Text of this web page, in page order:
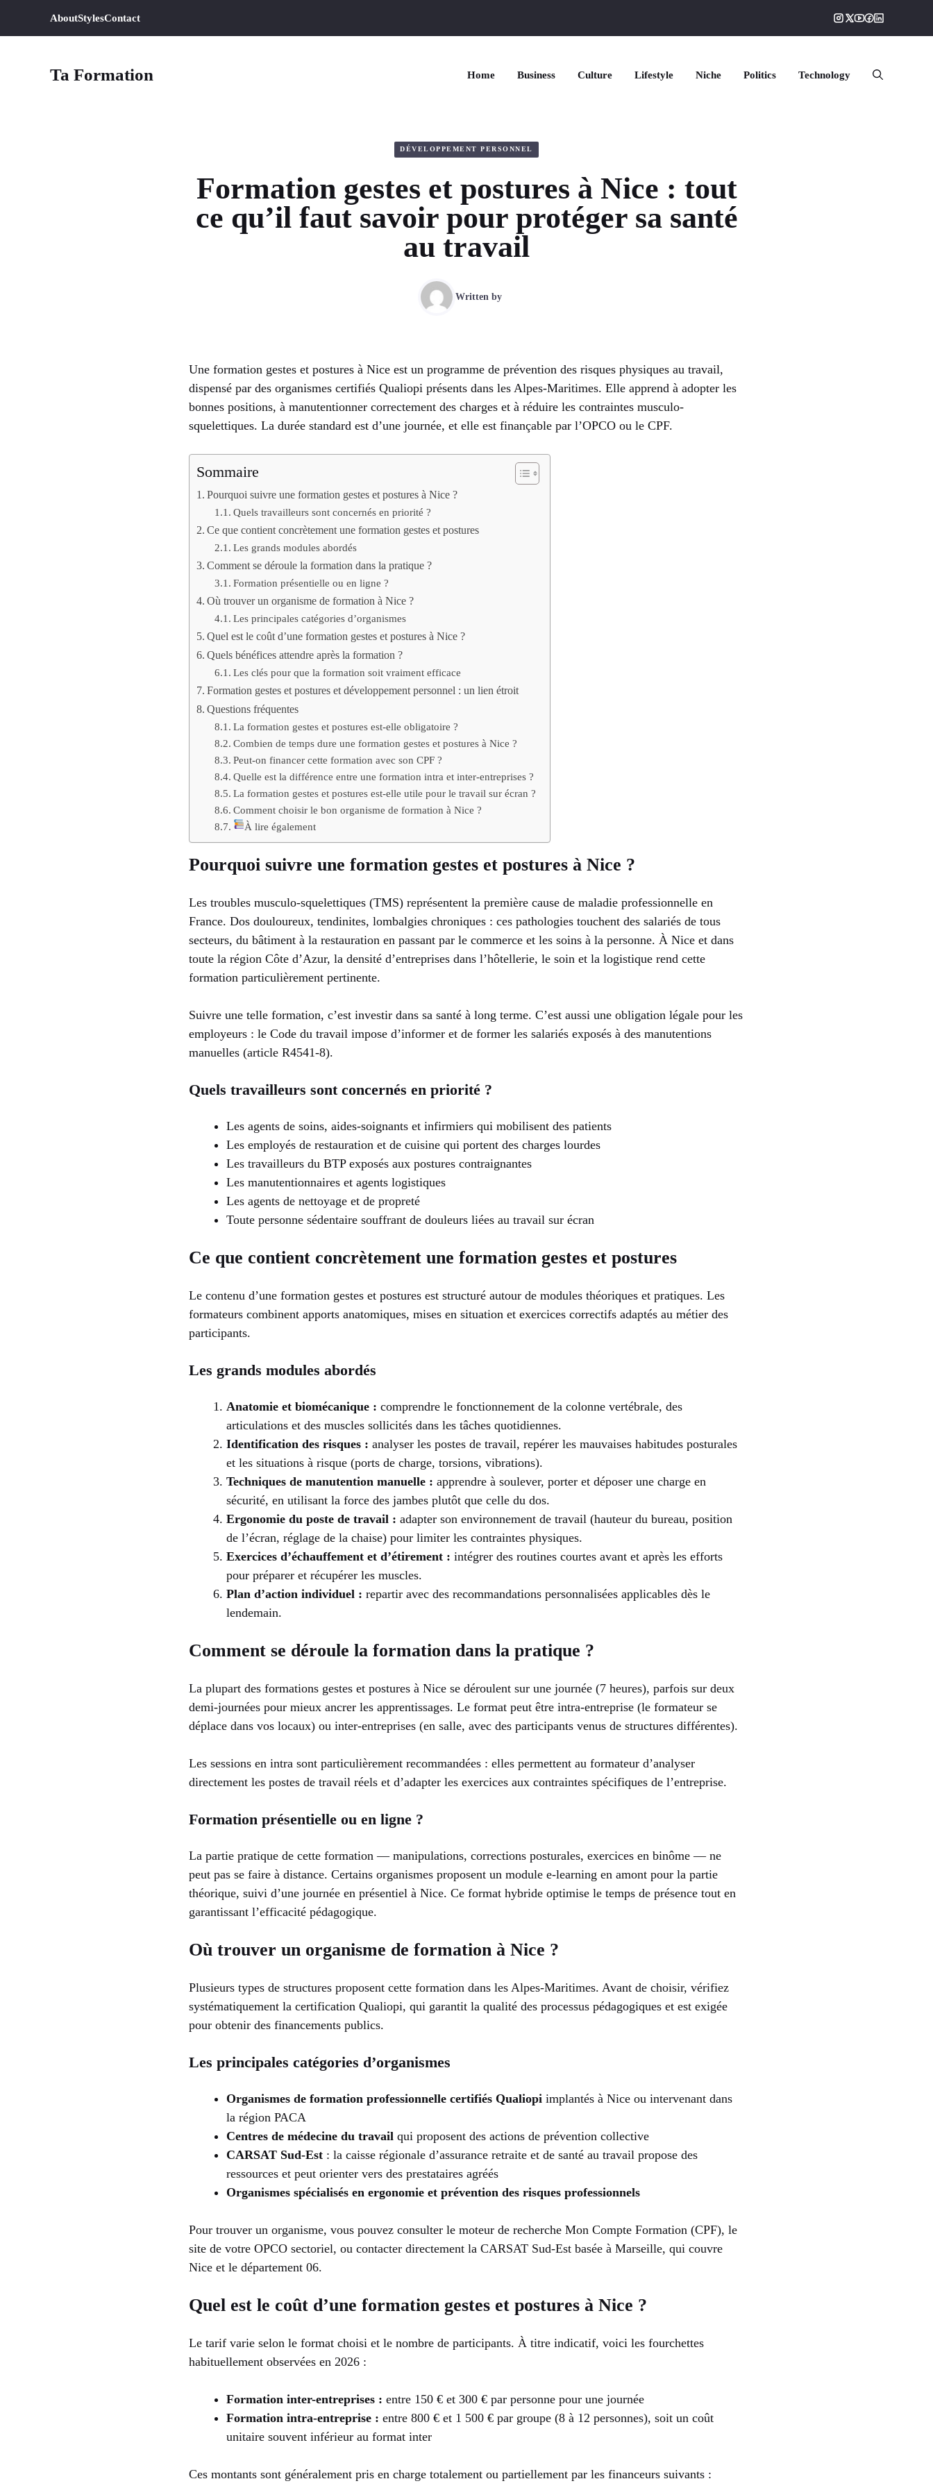
AboutStylesContact
Ta Formation Home Business Culture Lifestyle Niche Politics Technology
DÉVELOPPEMENT PERSONNEL
Formation gestes et postures à Nice : tout
ce qu’il faut savoir pour protéger sa santé
au travail
Written by
Une formation gestes et postures à Nice est un programme de prévention des risques physiques au travail,
dispensé par des organismes certifiés Qualiopi présents dans les Alpes-Maritimes. Elle apprend à adopter les
bonnes positions, à manutentionner correctement des charges et à réduire les contraintes musculo-
squelettiques. La durée standard est d’une journée, et elle est finançable par l’OPCO ou le CPF.
Sommaire
Pourquoi suivre une formation gestes et postures à Nice ?
Quels travailleurs sont concernés en priorité ?
Ce que contient concrètement une formation gestes et postures
Les grands modules abordés
Comment se déroule la formation dans la pratique ?
Formation présentielle ou en ligne ?
Où trouver un organisme de formation à Nice ?
Les principales catégories d’organismes
Quel est le coût d’une formation gestes et postures à Nice ?
Quels bénéfices attendre après la formation ?
Les clés pour que la formation soit vraiment efficace
Formation gestes et postures et développement personnel : un lien étroit
Questions fréquentes
La formation gestes et postures est-elle obligatoire ?
Combien de temps dure une formation gestes et postures à Nice ?
Peut-on financer cette formation avec son CPF ?
Quelle est la différence entre une formation intra et inter-entreprises ?
La formation gestes et postures est-elle utile pour le travail sur écran ?
Comment choisir le bon organisme de formation à Nice ?
À lire également
Pourquoi suivre une formation gestes et postures à Nice ?
Les troubles musculo-squelettiques (TMS) représentent la première cause de maladie professionnelle en
France. Dos douloureux, tendinites, lombalgies chroniques : ces pathologies touchent des salariés de tous
secteurs, du bâtiment à la restauration en passant par le commerce et les soins à la personne. À Nice et dans
toute la région Côte d’Azur, la densité d’entreprises dans l’hôtellerie, le soin et la logistique rend cette
formation particulièrement pertinente.
Suivre une telle formation, c’est investir dans sa santé à long terme. C’est aussi une obligation légale pour les
employeurs : le Code du travail impose d’informer et de former les salariés exposés à des manutentions
manuelles (article R4541-8).
Quels travailleurs sont concernés en priorité ?
Les agents de soins, aides-soignants et infirmiers qui mobilisent des patients
Les employés de restauration et de cuisine qui portent des charges lourdes
Les travailleurs du BTP exposés aux postures contraignantes
Les manutentionnaires et agents logistiques
Les agents de nettoyage et de propreté
Toute personne sédentaire souffrant de douleurs liées au travail sur écran
Ce que contient concrètement une formation gestes et postures
Le contenu d’une formation gestes et postures est structuré autour de modules théoriques et pratiques. Les
formateurs combinent apports anatomiques, mises en situation et exercices correctifs adaptés au métier des
participants.
Les grands modules abordés
Anatomie et biomécanique : comprendre le fonctionnement de la colonne vertébrale, des
articulations et des muscles sollicités dans les tâches quotidiennes.
Identification des risques : analyser les postes de travail, repérer les mauvaises habitudes posturales
et les situations à risque (ports de charge, torsions, vibrations).
Techniques de manutention manuelle : apprendre à soulever, porter et déposer une charge en
sécurité, en utilisant la force des jambes plutôt que celle du dos.
Ergonomie du poste de travail : adapter son environnement de travail (hauteur du bureau, position
de l’écran, réglage de la chaise) pour limiter les contraintes physiques.
Exercices d’échauffement et d’étirement : intégrer des routines courtes avant et après les efforts
pour préparer et récupérer les muscles.
Plan d’action individuel : repartir avec des recommandations personnalisées applicables dès le
lendemain.
Comment se déroule la formation dans la pratique ?
La plupart des formations gestes et postures à Nice se déroulent sur une journée (7 heures), parfois sur deux
demi-journées pour mieux ancrer les apprentissages. Le format peut être intra-entreprise (le formateur se
déplace dans vos locaux) ou inter-entreprises (en salle, avec des participants venus de structures différentes).
Les sessions en intra sont particulièrement recommandées : elles permettent au formateur d’analyser
directement les postes de travail réels et d’adapter les exercices aux contraintes spécifiques de l’entreprise.
Formation présentielle ou en ligne ?
La partie pratique de cette formation — manipulations, corrections posturales, exercices en binôme — ne
peut pas se faire à distance. Certains organismes proposent un module e-learning en amont pour la partie
théorique, suivi d’une journée en présentiel à Nice. Ce format hybride optimise le temps de présence tout en
garantissant l’efficacité pédagogique.
Où trouver un organisme de formation à Nice ?
Plusieurs types de structures proposent cette formation dans les Alpes-Maritimes. Avant de choisir, vérifiez
systématiquement la certification Qualiopi, qui garantit la qualité des processus pédagogiques et est exigée
pour obtenir des financements publics.
Les principales catégories d’organismes
Organismes de formation professionnelle certifiés Qualiopi implantés à Nice ou intervenant dans
la région PACA
Centres de médecine du travail qui proposent des actions de prévention collective
CARSAT Sud-Est : la caisse régionale d’assurance retraite et de santé au travail propose des
ressources et peut orienter vers des prestataires agréés
Organismes spécialisés en ergonomie et prévention des risques professionnels
Pour trouver un organisme, vous pouvez consulter le moteur de recherche Mon Compte Formation (CPF), le
site de votre OPCO sectoriel, ou contacter directement la CARSAT Sud-Est basée à Marseille, qui couvre
Nice et le département 06.
Quel est le coût d’une formation gestes et postures à Nice ?
Le tarif varie selon le format choisi et le nombre de participants. À titre indicatif, voici les fourchettes
habituellement observées en 2026 :
Formation inter-entreprises : entre 150 € et 300 € par personne pour une journée
Formation intra-entreprise : entre 800 € et 1 500 € par groupe (8 à 12 personnes), soit un coût
unitaire souvent inférieur au format inter
Ces montants sont généralement pris en charge totalement ou partiellement par les financeurs suivants :